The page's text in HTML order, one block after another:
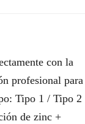
con la
profesional para
Tipo 1 / Tipo 2
de zinc +